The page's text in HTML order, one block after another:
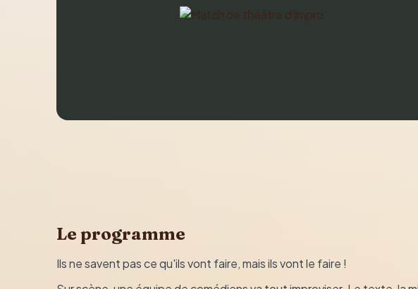
Le programme
Ils ne savent pas ce qu'ils vont faire, mais ils vont le faire !